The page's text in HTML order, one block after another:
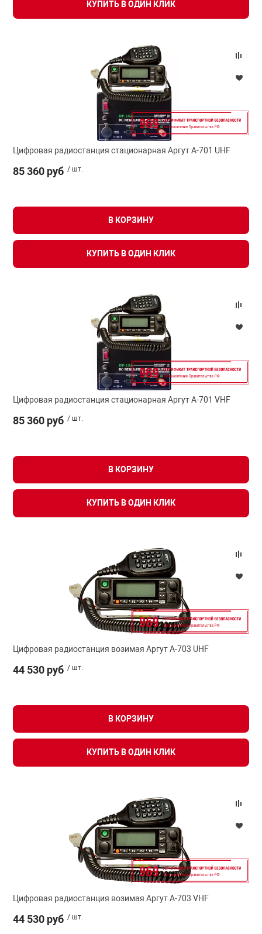
КУПИТЬ В ОДИН КЛИК
Цифровая радиостанция стационарная Аргут А-701 UHF
85 360 руб / шт.
В КОРЗИНУ
КУПИТЬ В ОДИН КЛИК
Цифровая радиостанция стационарная Аргут А-701 VHF
85 360 руб / шт.
В КОРЗИНУ
КУПИТЬ В ОДИН КЛИК
Цифровая радиостанция возимая Аргут А-703 UHF
44 530 руб / шт.
В КОРЗИНУ
КУПИТЬ В ОДИН КЛИК
Цифровая радиостанция возимая Аргут А-703 VHF
44 530 руб / шт.